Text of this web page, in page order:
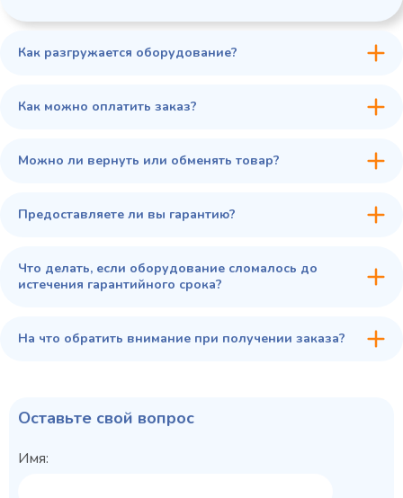
45 900 ₽
Как разгружается оборудование?
Как можно оплатить заказ?
Можно ли вернуть или обменять товар?
Предоставляете ли вы гарантию?
Что делать, если оборудование сломалось до
истечения гарантийного срока?
На что обратить внимание при получении заказа?
Оставьте свой вопрос
Имя: